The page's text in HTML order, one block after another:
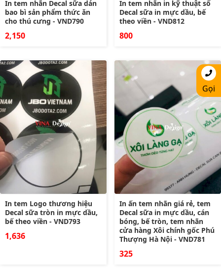
In tem nhãn Decal sữa dán
bao bì sản phẩm thức ăn
cho thú cưng - VND790
2,150
In tem nhãn in kỹ thuật số
Decal sữa in mực dầu, bế
theo viền - VND812
800
In tem Logo thương hiệu
Decal sữa tròn in mực dầu,
bế theo viền - VND793
1,636
In ấn tem nhãn giá rẻ, tem
Decal sữa in mực dầu, cán
bóng, bế tròn, tem nhãn
cửa hàng Xôi chính gốc Phú
Thượng Hà Nội - VND781
325
Gọi